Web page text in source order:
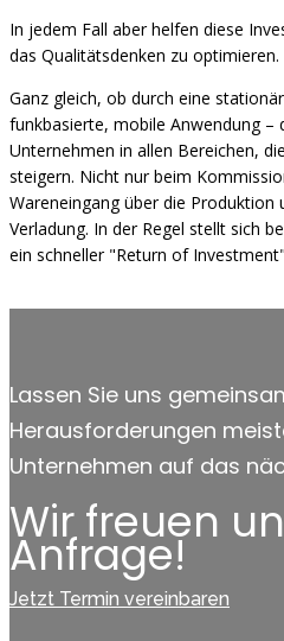
In jedem Fall aber helfen diese
das Qualitätsdenken zu optimieren.
Ganz gleich, ob durch eine
funkbasierte, mobile Anwendung –
Unternehmen in allen Bereichen,
steigern. Nicht nur beim
Wareneingang über die Produktion
Verladung. In der Regel stellt sich
ein schneller "Return of
Lassen Sie uns
Herausforderungen
Unternehmen auf das
Wir freuen
Anfrage!
Jetzt Termin vereinbaren